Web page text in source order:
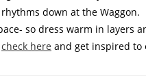
down at the Waggon.
so dress warm in layers
check here and get inspired to